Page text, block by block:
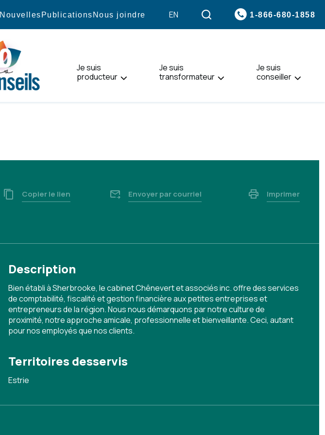
Je suis
producteur
Je suis
transformateur
Je suis
conseiller
Nouvelles Publications Nous joindre ENVISITER
ENGLISH.
1-866-680-1858
Copier le lien Envoyer par courriel Imprimer
Description
Bien établi à Sherbrooke, le cabinet Chênevert et associés inc. offre des services
de comptabilité, fiscalité et gestion financière aux petites entreprises et
entrepreneurs de la région. Nous nous démarquons par notre culture de
proximité, notre approche amicale, professionnelle et bienveillante. Ceci, autant
pour nos employés que nos clients.
Territoires desservis
Estrie